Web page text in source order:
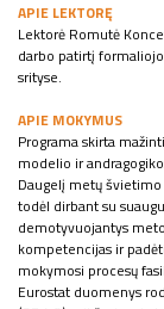
APIE LEKTORĘ
Lektorė Romutė
darbo patirtį
srityse.
APIE MOKYMUS
Programa skirta
modelio ir
Daugelį metų
todėl dirbant su
demotyvuojantys
kompetencijas ir
mokymosi procesų
Eurostat duomenys